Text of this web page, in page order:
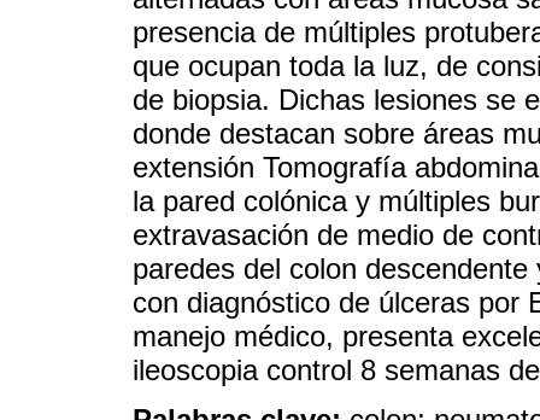
presencia de múltiples
que ocupan toda la luz, de
de biopsia. Dichas lesiones se
donde destacan sobre áreas
extensión Tomografía
la pared colónica y múltiples
extravasación de medio de
paredes del colon
con diagnóstico de úlceras por
manejo médico, presenta
ileoscopia control 8 semanas